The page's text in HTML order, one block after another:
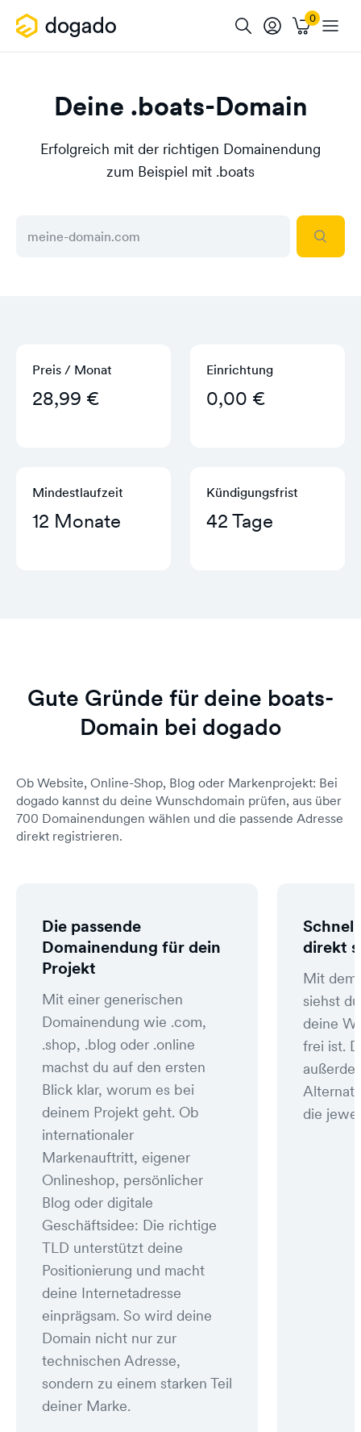
Deine .boats-Domain
Erfolgreich mit der richtigen Domainendung
zum Beispiel mit .boats
Preis / Monat
28,99 €
Einrichtung
0,00 €
Mindestlaufzeit
12 Monate
Kündigungs­frist
42 Tage
Gute Gründe für deine boats-
Domain bei dogado
Ob Website, Online-Shop, Blog oder Markenprojekt: Bei
dogado kannst du deine Wunschdomain prüfen, aus über
700 Domainendungen wählen und die passende Adresse
direkt registrieren.
Die passende
Domainendung für dein
Projekt
Mit einer generischen
Domainendung wie .com,
.shop, .blog oder .online
machst du auf den ersten
Blick klar, worum es bei
deinem Projekt geht. Ob
internationaler
Markenauftritt, eigener
Onlineshop, persönlicher
Blog oder digitale
Geschäftsidee: Die richtige
TLD unterstützt deine
Positionierung und macht
deine Internetadresse
einprägsam. So wird deine
Domain nicht nur zur
technischen Adresse,
sondern zu einem starken Teil
deiner Marke.
direkt
Mit dem
siehst
deine
frei ist.
die